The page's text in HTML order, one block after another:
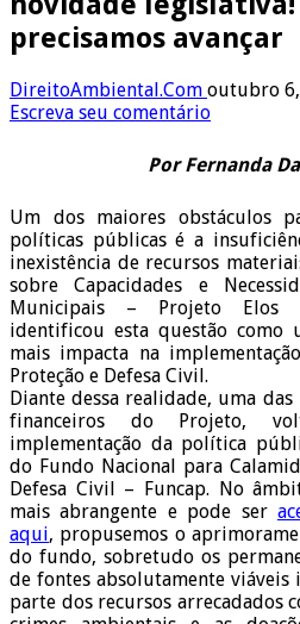
precisamos avançar
DireitoAmbiental.Com outubro
Escreva seu comentário
Por Fernanda
Um dos maiores obstáculos
políticas públicas é a
inexistência de recursos
sobre Capacidades e
Municipais – Projeto Elos
identificou esta questão como
mais impacta na
Proteção e Defesa Civil.
Diante dessa realidade, uma
financeiros do Projeto,
implementação da política
do Fundo Nacional para
Defesa Civil – Funcap. No
mais abrangente e pode ser
aqui, propusemos o
do fundo, sobretudo os
de fontes absolutamente viáveis
parte dos recursos arrecadados